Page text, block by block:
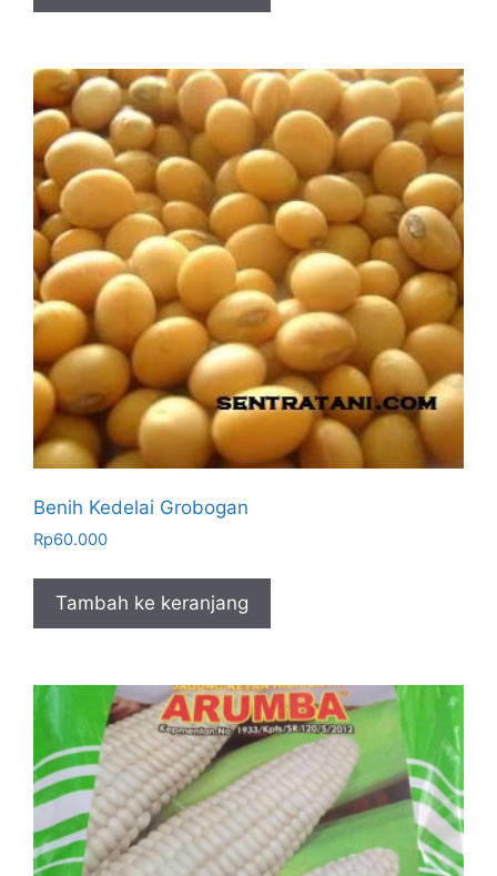
Benih Kedelai Grobogan
Rp60.000
Tambah ke keranjang